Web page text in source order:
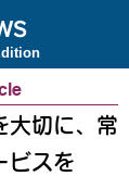
大切に、常
ビスを